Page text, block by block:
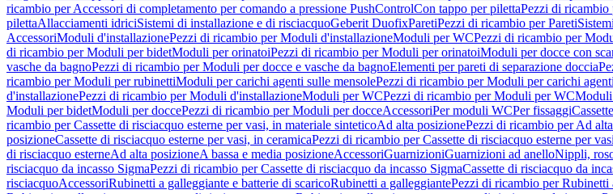
ricambio per Accessori di completamento per comando a pressione PushControlCon tappo per pilettaPezzi di ricambio
pilettaAllacciamenti idriciSistemi di installazione e di risciacquoGeberit DuofixParetiPezzi di ricambio per Pareti
AccessoriModuli d'installazionePezzi di ricambio per Moduli d'installazioneModuli per WCPezzi di ricambio per
di ricambio per Moduli per bidetModuli per orinatoiPezzi di ricambio per Moduli per orinatoiModuli per docce con
vasche da bagnoPezzi di ricambio per Moduli per docce e vasche da bagnoElementi per pareti di separazione doccia
ricambio per Moduli per rubinettiModuli per carichi agenti sulle mensolePezzi di ricambio per Moduli per carichi
d'installazionePezzi di ricambio per Moduli d'installazioneModuli per WCPezzi di ricambio per Moduli per WCModuli
Moduli per bidetModuli per doccePezzi di ricambio per Moduli per docceAccessoriPer moduli WCPer fissaggi
ricambio per Cassette di risciacquo esterne per vasi, in materiale sinteticoAd alta posizionePezzi di ricambio per Ad
posizioneCassette di risciacquo esterne per vasi, in ceramicaPezzi di ricambio per Cassette di risciacquo esterne per
di risciacquo esterneAd alta posizioneA bassa e media posizioneAccessoriGuarnizioniGuarnizioni ad anelloNippli,
risciacquo da incasso SigmaPezzi di ricambio per Cassette di risciacquo da incasso SigmaCassette di risciacquo da
risciacquoAccessoriRubinetti a galleggiante e batterie di scaricoRubinetti a galleggiantePezzi di ricambio per Rubinetti